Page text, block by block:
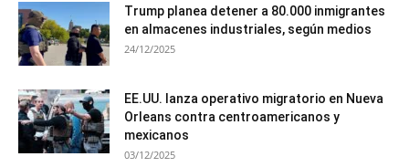
Trump planea detener a 80.000 inmigrantes
en almacenes industriales, según medios
24/12/2025
EE.UU. lanza operativo migratorio en Nueva
Orleans contra centroamericanos y
mexicanos
03/12/2025